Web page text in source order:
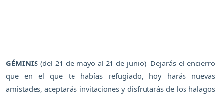
GÉMINIS (del 21 de mayo al 21 de junio): Dejarás el encierro
que en el que te habías refugiado, hoy harás nuevas
amistades, aceptarás invitaciones y disfrutarás de los halagos